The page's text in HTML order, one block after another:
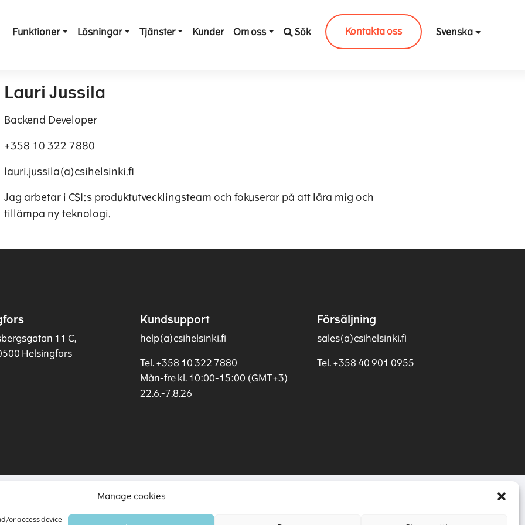
Manage cookies
or access device
Funktioner Lösningar Tjänster Kunder Om oss Sök Kontakta oss Svenska
Lauri Jussila
Backend Developer
+358 10 322 7880
lauri.jussila(a)csihelsinki.fi
Jag arbetar i CSI:s produktutvecklingsteam och fokuserar på att lära mig och
tillämpa ny teknologi.
11 C,
Helsingfors
Kundsupport
help(a)csihelsinki.fi
Tel. +358 10 322 7880
Mån-fre kl. 10:00-15:00 (GMT+3)
22.6.-7.8.26
Försäljning
sales(a)csihelsinki.fi
Tel. +358 40 901 0955